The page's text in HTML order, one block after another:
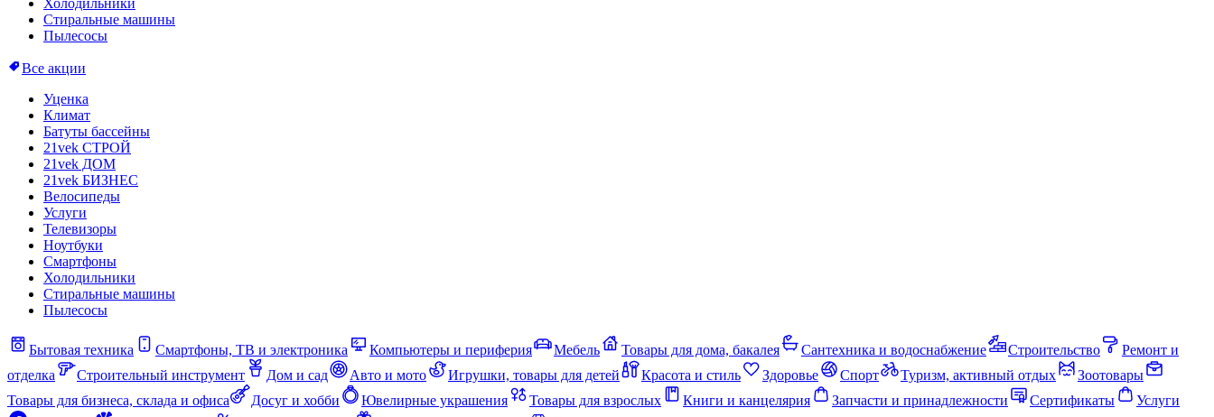
Холодильники
Стиральные машины
Пылесосы
Все акции
Уценка
Климат
Батуты бассейны
21vek СТРОЙ
21vek ДОМ
21vek БИЗНЕС
Велосипеды
Услуги
Телевизоры
Ноутбуки
Смартфоны
Холодильники
Стиральные машины
Пылесосы
Бытовая техника Смартфоны, ТВ и электроника Компьютеры и периферия Мебель Товары для дома, бакалея Сантехника и водоснабжение Строительство
Ремонт и
отделка
Строительный инструмент Дом и сад Авто и мото Игрушки, товары для детей Красота и стиль Здоровье Спорт Туризм, активный отдых
Зоотовары
Товары для бизнеса, склада и офиса
Досуг и хобби Ювелирные украшения Товары для взрослых Книги и канцелярия Запчасти и принадлежности Сертификаты
Услуги